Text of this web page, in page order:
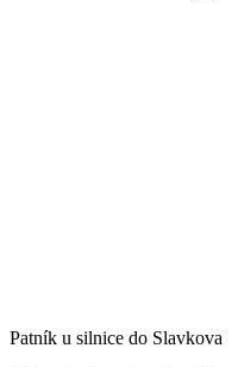
Patník u silnice do Slavkova